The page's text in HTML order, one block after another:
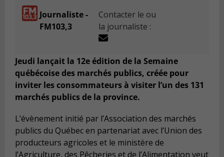
Journaliste -
FM103,3
Contacter le ou
la journaliste :
Jeudi lançait la 12e édition de la Semaine
québécoise des marchés publics, créée pour
inviter les consommateurs à visiter l’un des 131
marchés publics de la province.
L’évènement initié par l’Association des marchés
publics du Québec en partenariat avec l’Union des
producteurs agricoles et le ministère de
l’Agriculture, des Pêcheries et de l’Alimentation veut